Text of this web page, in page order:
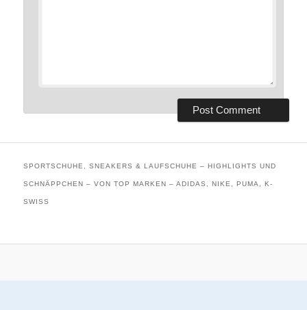
SPORTSCHUHE, SNEAKERS & LAUFSCHUHE – HIGHLIGHTS UND
SCHNÄPPCHEN – VON TOP MARKEN – ADIDAS, NIKE, PUMA, K-
SWISS